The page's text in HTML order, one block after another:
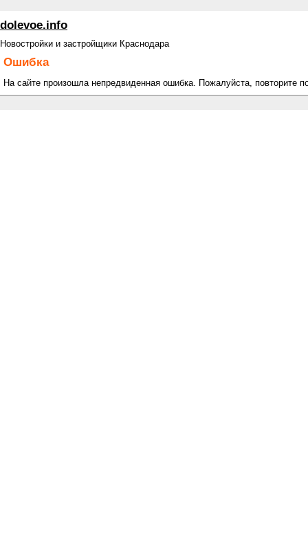
dolevoe.info
Новостройки и застройщики Краснодара
Ошибка
На сайте произошла непредвиденная ошибка. Пожалуйста, повторите